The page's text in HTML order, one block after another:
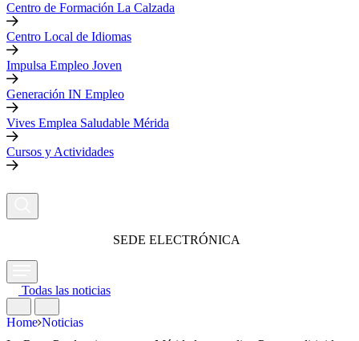
Centro de Formación La Calzada
Centro Local de Idiomas
Impulsa Empleo Joven
Generación IN Empleo
Vives Emplea Saludable Mérida
Cursos y Actividades
SEDE ELECTRÓNICA
Todas las noticias
Home Noticias